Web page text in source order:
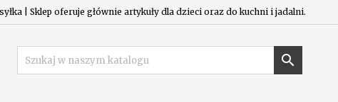
| Sklep oferuje głównie artykuły dla dzieci oraz do kuchni i jadalni.
